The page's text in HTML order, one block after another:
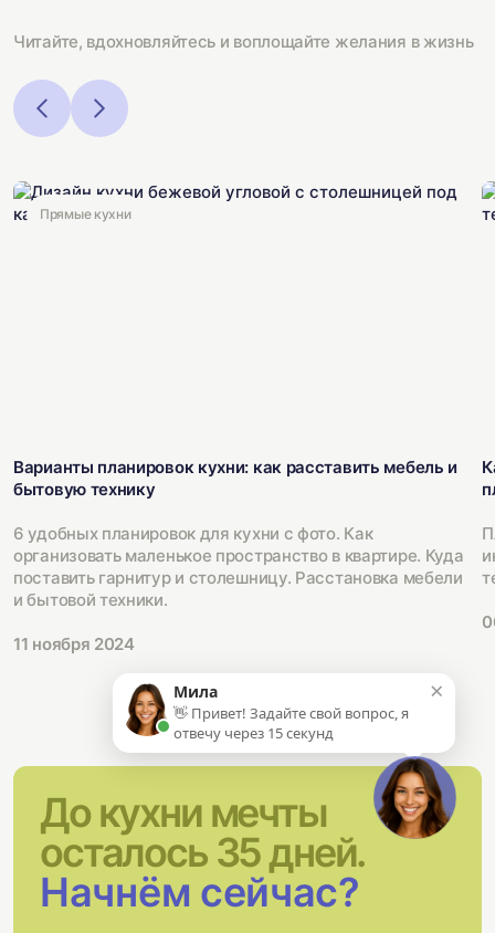
Читайте, вдохновляйтесь и воплощайте желания в жизнь
Прямые кухни
Варианты планировок кухни: как расставить мебель и
бытовую технику
6 удобных планировок для кухни с фото. Как
организовать маленькое пространство в квартире. Куда
поставить гарнитур и столешницу. Расстановка мебели
и бытовой техники.
11 ноября 2024
До кухни мечты
осталось 35 дней.
Начнём сейчас?
×
Мила
👋 Привет! Задайте свой вопрос, я
отвечу через 15 секунд